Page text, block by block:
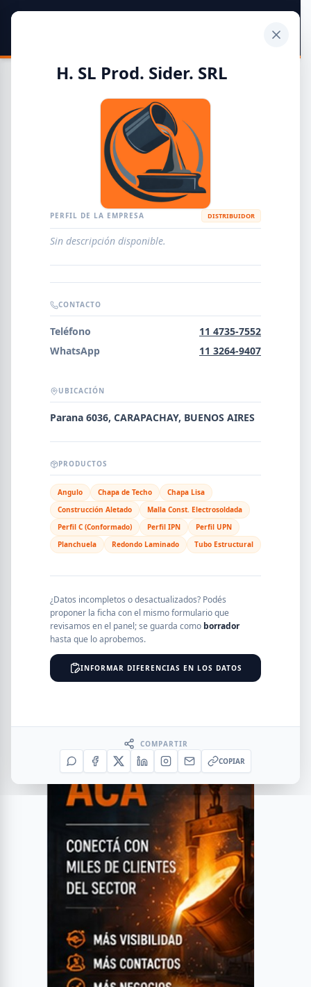
Guía de Empresas Metalúrgicas y Siderúrgicas
METALÚRGICAS
EMPRESAS AGREGAR EMPRESA
Error al cargar empresas.
NOMBRE
SEGMENTO
H. SL Prod. Sider. SRL
PERFIL DE LA EMPRESA DISTRIBUIDOR
Sin descripción disponible.
CONTACTO
Teléfono
11 4735-7552
WhatsApp
11 3264-9407
UBICACIÓN
Parana 6036, CARAPACHAY, BUENOS AIRES
PRODUCTOS
Angulo Chapa de Techo
Chapa Lisa
Construcción Aletado
Malla Const. Electrosoldada
Perfil C (Conformado)
Perfil IPN
Perfil UPN
Planchuela
Redondo Laminado Tubo Estructural
¿Datos incompletos o desactualizados? Podés
proponer la ficha con el mismo formulario que
revisamos en el panel; se guarda como borrador
hasta que lo aprobemos.
INFORMAR DIFERENCIAS EN LOS DATOS
COMPARTIR
COPIAR